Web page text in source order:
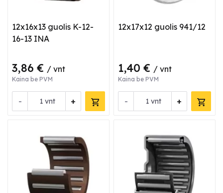
12x16x13 guolis K-12-
16-13 INA
3,86 € / vnt
Kaina be PVM
- +
vnt
12x17x12 guolis 941/12
1,40 € / vnt
Kaina be PVM
- +
vnt